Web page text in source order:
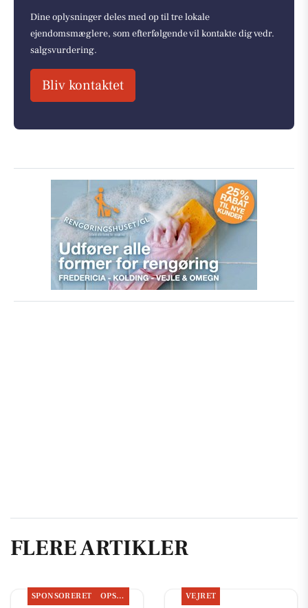
Dine oplysninger deles med op til tre lokale
ejendomsmæglere, som efterfølgende vil kontakte dig vedr.
salgsvurdering.
Bliv kontaktet
FLERE ARTIKLER
SPONSORERET OPSLAGSTAVLEN VEJRET